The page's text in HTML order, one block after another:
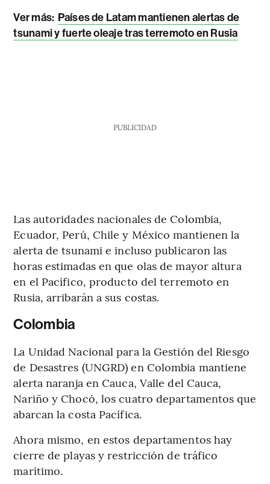
Ver más: Países de Latam mantienen alertas de
tsunami y fuerte oleaje tras terremoto en Rusia
PUBLICIDAD
Las autoridades nacionales de Colombia,
Ecuador, Perú, Chile y México mantienen la
alerta de tsunami e incluso publicaron las
horas estimadas en que olas de mayor altura
en el Pacífico, producto del terremoto en
Rusia, arribarán a sus costas.
Colombia
La Unidad Nacional para la Gestión del Riesgo
de Desastres (UNGRD) en Colombia mantiene
alerta naranja en Cauca, Valle del Cauca,
Nariño y Chocó, los cuatro departamentos que
abarcan la costa Pacífica.
Ahora mismo, en estos departamentos hay
cierre de playas y restricción de tráfico
marítimo.